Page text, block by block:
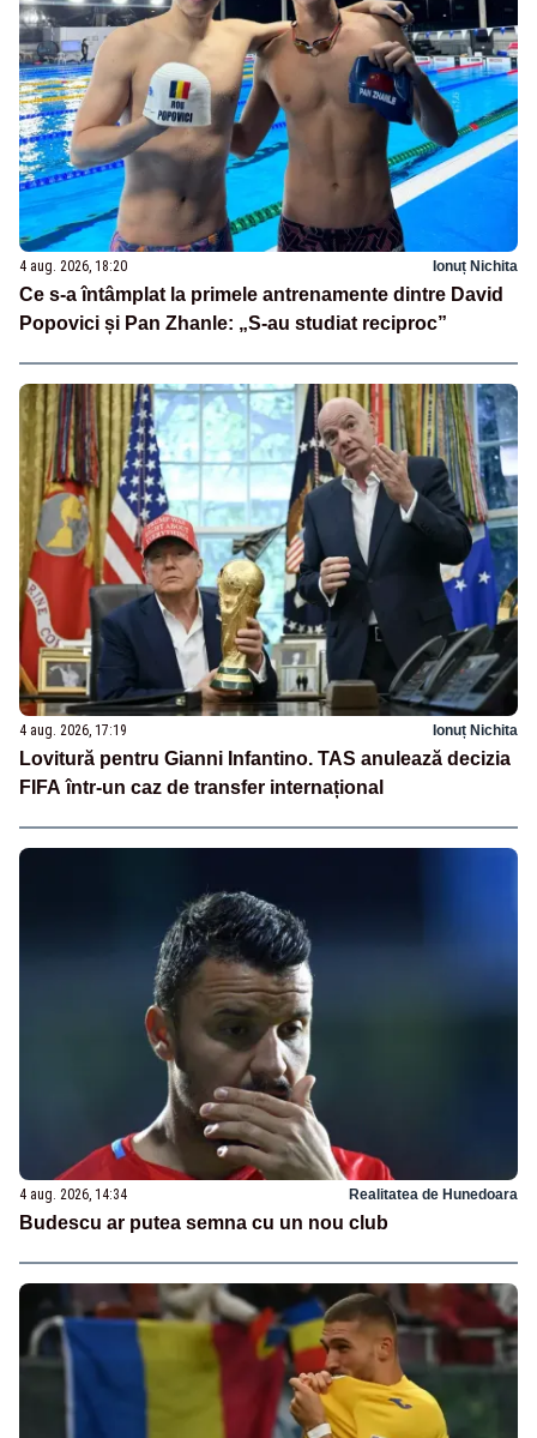
4 aug. 2026, 18:20 Ionuț Nichita
Ce s-a întâmplat la primele antrenamente dintre David
Popovici și Pan Zhanle: „S-au studiat reciproc”
4 aug. 2026, 17:19 Ionuț Nichita
Lovitură pentru Gianni Infantino. TAS anulează decizia
FIFA într-un caz de transfer internațional
4 aug. 2026, 14:34 Realitatea de Hunedoara
Budescu ar putea semna cu un nou club